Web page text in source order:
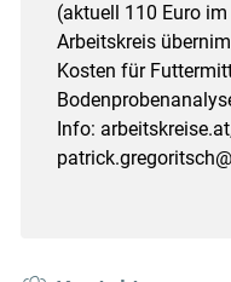
(aktuell 110 Euro
Arbeitskreis
Kosten für
Info: